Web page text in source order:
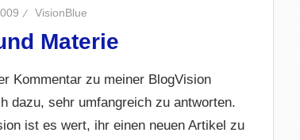
VisionBlue
Materie
Kommentar zu meiner BlogVision
dazu, sehr umfangreich zu antworten.
ist es wert, ihr einen neuen Artikel zu